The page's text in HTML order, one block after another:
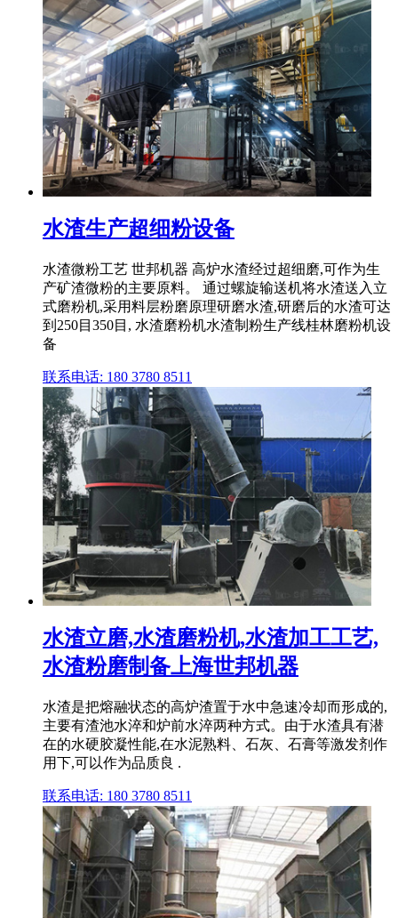
水渣生产超细粉设备
水渣微粉工艺 世邦机器 高炉水渣经过超细磨,可作为生
产矿渣微粉的主要原料。 通过螺旋输送机将水渣送入立
式磨粉机,采用料层粉磨原理研磨水渣,研磨后的水渣可达
到250目350目, 水渣磨粉机水渣制粉生产线桂林磨粉机设
备
联系电话: 180 3780 8511
水渣立磨,水渣磨粉机,水渣加工工艺,
水渣粉磨制备上海世邦机器
水渣是把熔融状态的高炉渣置于水中急速冷却而形成的,
主要有渣池水淬和炉前水淬两种方式。由于水渣具有潜
在的水硬胶凝性能,在水泥熟料、石灰、石膏等激发剂作
用下,可以作为品质良 .
联系电话: 180 3780 8511